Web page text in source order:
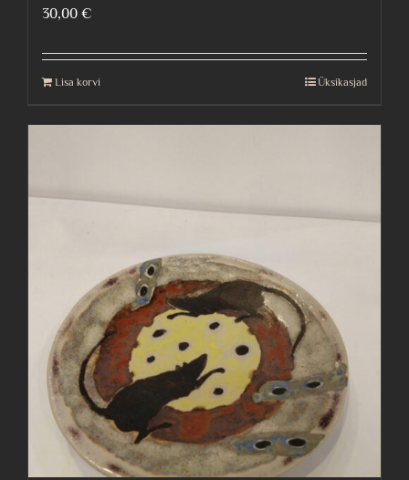
30,00 €
Lisa korvi Üksikasjad